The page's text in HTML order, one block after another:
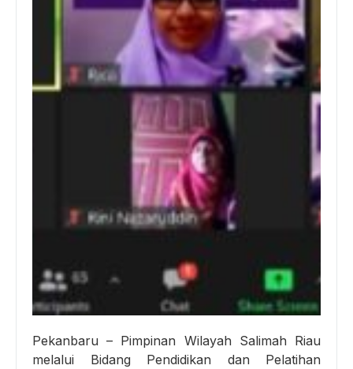
Pekanbaru – Pimpinan Wilayah Salimah Riau
melalui Bidang Pendidikan dan Pelatihan